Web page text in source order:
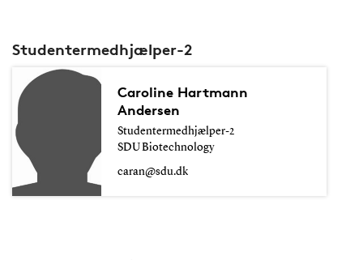
Studentermedhjælper-2
Caroline Hartmann
Andersen
Studentermedhjælper-2
SDU Biotechnology
caran@sdu.dk